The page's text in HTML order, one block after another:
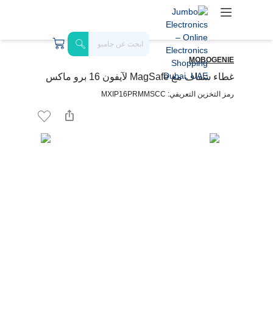
MOBOGENIE
غطاء شفاف مع MagSafe لآيفون 16 برو ماكس
رمز التخزين التعريفي: MXIP16PRMMSCC